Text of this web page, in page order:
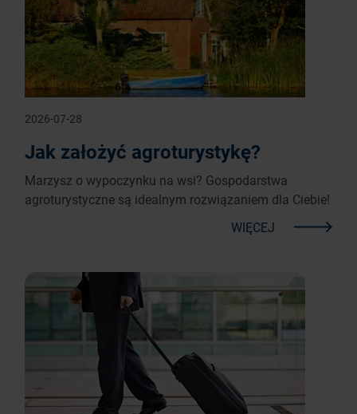
2026-07-28
Jak założyć agroturystykę?
Marzysz o wypoczynku na wsi? Gospodarstwa
agroturystyczne są idealnym rozwiązaniem dla Ciebie!
WIĘCEJ